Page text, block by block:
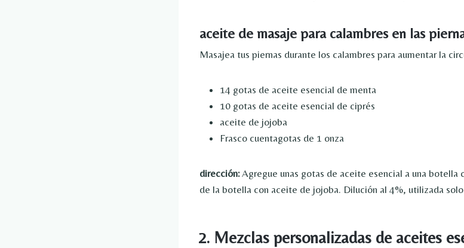
aceite de masaje para calambres en las
Masajea tus piernas durante los calambres para aumentar la
14 gotas de aceite esencial de menta
10 gotas de aceite esencial de ciprés
aceite de jojoba
Frasco cuentagotas de 1 onza
dirección:Agregue unas gotas de aceite esencial a una
de la botella con aceite de jojoba. Dilución al 4%, utilizada
2. Mezclas personalizadas de aceites